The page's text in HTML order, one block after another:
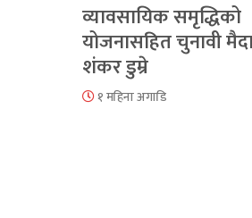
व्यावसायिक समृद्धिको
योजनासहित चुनावी
शंकर डुम्रे
१ महिना अगाडि